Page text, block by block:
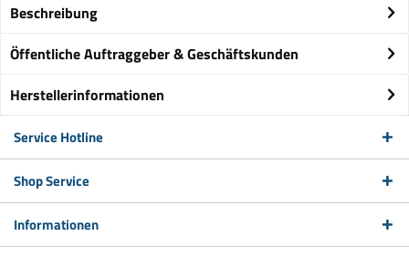
Beschreibung
Öffentliche Auftraggeber & Geschäftskunden
Herstellerinformationen
Service Hotline
Shop Service
Informationen